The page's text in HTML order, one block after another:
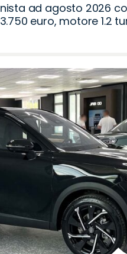
ad agosto 2026
euro, motore 1.2